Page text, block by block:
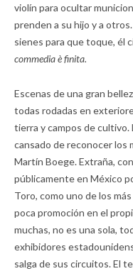
violín para ocultar
prenden a su hijo y a
sienes para que toque, él
commedia è finita.
Escenas de una gran
todas rodadas en
tierra y campos de cultivo.
cansado de reconocer los
Martín Boege. Extraña,
públicamente en México
Toro, como uno de los
poca promoción en el
muchas, no es una sola,
exhibidores
salga de sus circuitos. El